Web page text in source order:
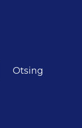
Otsing